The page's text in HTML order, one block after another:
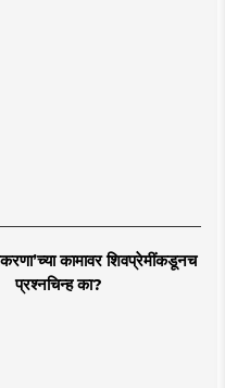
कामावर शिवप्रेमींकडूनच
प्रश्नचिन्ह का?